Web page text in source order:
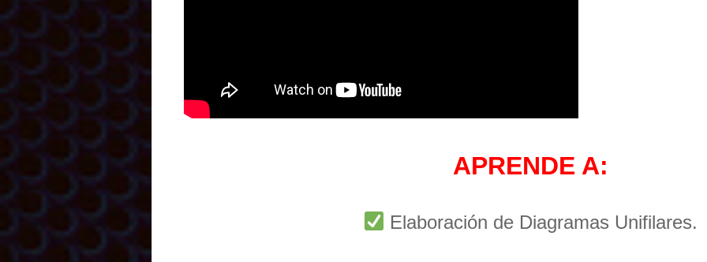
APRENDE A:
Elaboración de Diagramas Unifilares.